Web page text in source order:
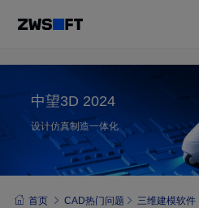
中望3D 2024
设计仿真制造一体化
首页 CAD热门问题 三维建模软件